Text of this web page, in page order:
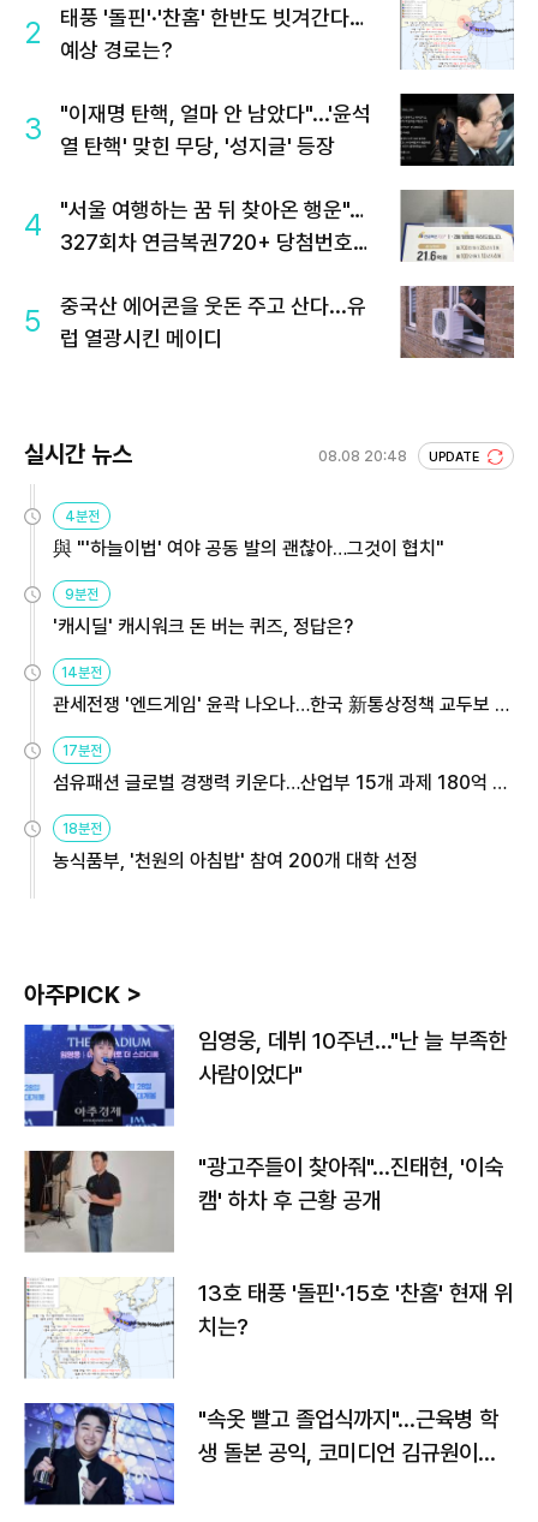
2
태풍 '돌핀'·'찬홈' 한반도 빗겨간다…
예상 경로는?
3
"이재명 탄핵, 얼마 안 남았다"...'윤석
열 탄핵' 맞힌 무당, '성지글' 등장
4
"서울 여행하는 꿈 뒤 찾아온 행운"…
327회차 연금복권720+ 당첨번호조
5
중국산 에어콘을 웃돈 주고 산다...유
럽 열광시킨 메이디
실시간 뉴스 08.08 20:48 UPDATE
4분전
與 "'하늘이법' 여야 공동 발의 괜찮아…그것이 협치"
9분전
'캐시딜' 캐시워크 돈 버는 퀴즈, 정답은?
14분전
관세전쟁 '엔드게임' 윤곽 나오나…한국 新통상정책 교두보 활
17분전
섬유패션 글로벌 경쟁력 키운다…산업부 15개 과제 180억 지
18분전
농식품부, '천원의 아침밥' 참여 200개 대학 선정
아주PICK >
임영웅, 데뷔 10주년…"난 늘 부족한
사람이었다"
"광고주들이 찾아줘"…진태현, '이숙
캠' 하차 후 근황 공개
13호 태풍 '돌핀'·15호 '찬홈' 현재 위
치는?
"속옷 빨고 졸업식까지"…근육병 학
생 돌본 공익, 코미디언 김규원이었